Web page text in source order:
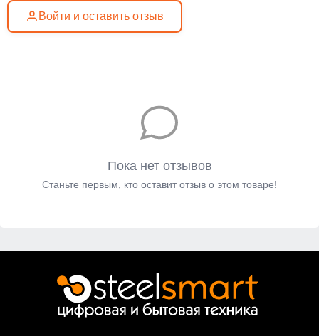
Войти и оставить отзыв
Пока нет отзывов
Станьте первым, кто оставит отзыв о этом товаре!